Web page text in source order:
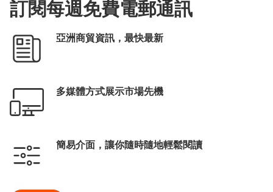
訂閱每週免費電郵通訊
亞洲商貿資訊，最快最新
多媒體方式展示市場先機
簡易介面，讓你隨時隨地輕鬆閱讀